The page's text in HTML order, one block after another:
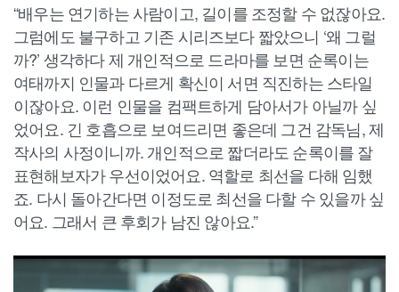
“배우는 연기하는 사람이고, 길이를 조정할 수 없잖아요.
그럼에도 불구하고 기존 시리즈보다 짧았으니 ‘왜 그럴
까?’ 생각하다 제 개인적으로 드라마를 보면 순록이는
여태까지 인물과 다르게 확신이 서면 직진하는 스타일
이잖아요. 이런 인물을 컴팩트하게 담아서가 아닐까 싶
었어요. 긴 호흡으로 보여드리면 좋은데 그건 감독님, 제
작사의 사정이니까. 개인적으로 짧더라도 순록이를 잘
표현해보자가 우선이었어요. 역할로 최선을 다해 임했
죠. 다시 돌아간다면 이정도로 최선을 다할 수 있을까 싶
어요. 그래서 큰 후회가 남진 않아요.”